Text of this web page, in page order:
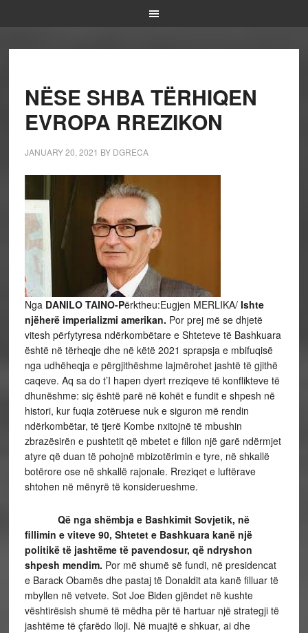
NËSE SHBA TËRHIQEN
EVROPA RREZIKON
JANUARY 20, 2021 BY DGRECA
Nga DANILO TAINO-Përktheu:Eugjen MERLIKA/ Ishte
njëherë imperializmi amerikan. Por prej më se dhjetë
vitesh përfytyresa ndërkombëtare e Shteteve të Bashkuara
është në tërheqje dhe në këtë 2021 sprapsja e mbifuqisë
nga udhëheqja e përgjithëshme lajmërohet jashtë të gjithë
caqeve. Aq sa do t’I hapen dyert rreziqeve të konflikteve të
dhunëshme: siç është parë në kohët e fundit e shpesh në
histori, kur fuqia zotëruese nuk e siguron më rendin
ndërkombëtar, të tjerë Kombe nxitojnë të mbushin
zbrazësirën e pushtetit që mbetet e fillon një garë ndërmjet
atyre që duan të pohojnë mbizotërimin e tyre, në shkallë
botërore ose në shkallë rajonale. Rreziqet e luftërave
shtohen në mënyrë të konsiderueshme.
Që nga shëmbja e Bashkimit Sovjetik, në
fillimin e viteve 90, Shtetet e Bashkuara kanë një
politikë të jashtëme të pavendosur, që ndryshon
shpesh mendim. Por më shumë së fundi, në presidencat
e Barack Obamës dhe pastaj të Donaldit ata kanë filluar të
mbyllen në vetvete. Sot Joe Biden gjëndet në kushte
vështirësish shumë të mëdha për të hartuar një strategji të
jashtëme të çfarëdo lloji. Në muajtë e shkuar, ai dhe